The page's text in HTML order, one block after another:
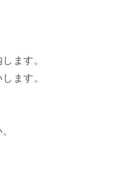
ます。
ます。